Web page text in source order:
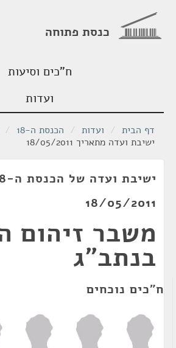
כנסת פתוחה
ח"כים וסיעות
ועדות
דף הבית / ועדות / הכנסת ה-18 /
ישיבת ועדה מתאריך 18/05/2011
18/05/2011
משבר זיהום
בנתב"ג
ח"כים נוכחים